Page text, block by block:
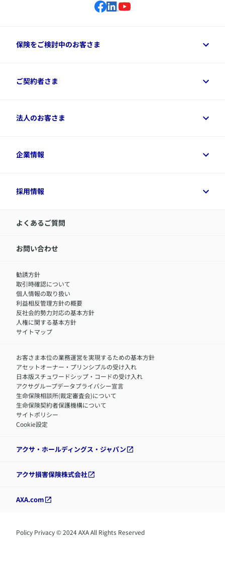
保険をご検討中のお客さま
保険をご検討中のお客さまトップ
資料請求
変額保険各種情報
ご契約者さま
ご契約者さまトップ
デジタル約款
令和8年（2026年）分の生命保険料控除証明書について
アクサのネット完結保険（旧アクサダイレクト生命）
法人のお客さま
法人のお客さまトップ
経営者サポートサービス
企業情報
企業情報トップ
アクサ生命が選ばれる理由
IR情報
サステナビリティの取り組み
​お客さまを金融犯罪からお守りするために
アクサグループについて
採用情報
採用情報トップ
中途採用：内勤正社員
職）
中途採用：フィナンシャルプラン・アドバイザー（営業職）
障害者採用
よくあるご質問
お問い合わせ
勧誘方針
取引時確認について
個人情報の取り扱い
利益相反管理方針の概要
反社会的勢力対応の基本方針
人権に関する基本方針
サイトマップ
お客さま本位の業務運営を実現するための基本方針
アセットオーナー・プリンシプルの受け入れ
日本版スチュワードシップ・コードの受け入れ
アクサグループデータプライバシー宣言
生命保険相談所(裁定審査会)について
生命保険契約者保護機構について
サイトポリシー
Cookie設定
アクサ・ホールディングス・ジャパン
アクサ損害保険株式会社
AXA.com
Policy Privacy © 2024 AXA All Rights Reserved